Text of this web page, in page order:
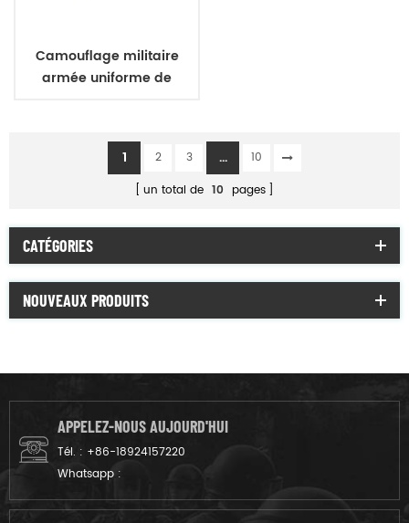
Camouflage militaire
armée uniforme de
1 2 3 ...
10
un total de 10 pages
CATÉGORIES
NOUVEAUX PRODUITS
APPELEZ-NOUS AUJOURD'HUI
Tél. : +86-18924157220
Whatsapp :